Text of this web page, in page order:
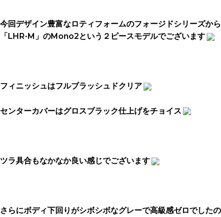
今回デザイン豊富なロティフォームのフォージドシリーズから
「LHR-M」のMono2という２ピースモデルでございます
フィニッシュはフルブラッシュドクリア
センターカバーはグロスブラック仕上げをチョイス
ツラ具合もなかなか良い感じでございます
さらにボディ下回りがシボシボなグレーで高級感ゼロでしたの